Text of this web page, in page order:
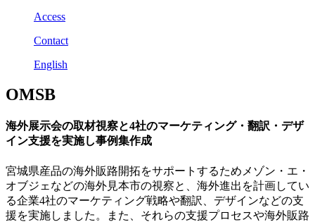
Access
Contact
English
OMSB
海外展示会の取材視察と4社のマーケティング・翻訳・デザ
イン支援を実施し事例集作成
宮城県産品の海外販路開拓をサポートするためメゾン・エ・
オブジェなどの海外見本市の視察と、海外進出を計画してい
る企業4社のマーケティング戦略や翻訳、デザインなどの支
援を実施しました。また、それらの支援プロセスや海外販路